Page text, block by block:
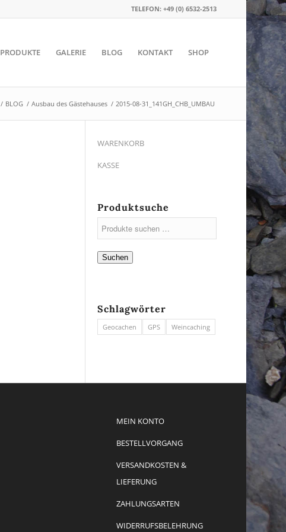
TELEFON: +49 (0) 6532-2513
PRODUKTE GALERIE BLOG KONTAKT SHOP
/ BLOG / Ausbau des Gästehauses / 2015-08-31_141GH_CHB_UMBAU
WARENKORB
KASSE
Produktsuche
Suchen
Schlagwörter
Geocachen GPS Weincaching
MEIN KONTO
BESTELLVORGANG
VERSANDKOSTEN &
LIEFERUNG
ZAHLUNGSARTEN
WIDERRUFSBELEHRUNG